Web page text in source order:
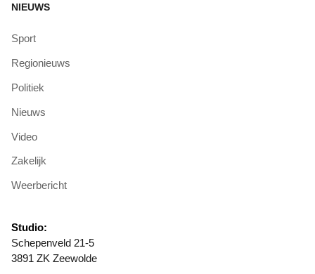
NIEUWS
Sport
Regionieuws
Politiek
Nieuws
Video
Zakelijk
Weerbericht
Studio:
Schepenveld 21-5
3891 ZK Zeewolde